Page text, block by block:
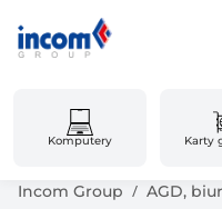
Komputery Karty
Incom Group AGD,